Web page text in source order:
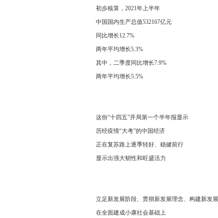
初步核算，2021年上半年
中国国内生产总值532167亿元
同比增长12.7%
两年平均增长5.3%
其中，二季度同比增长7.9%
两年平均增长5.5%
这份“十四五”开局第一个半年报显示
历经疫情“大考”的中国经济
正在复苏路上逐季转好、稳健前行
显示出强大韧性和旺盛活力
立足新发展阶段、贯彻新发展理念、构建新发
在全面建成小康社会基础上